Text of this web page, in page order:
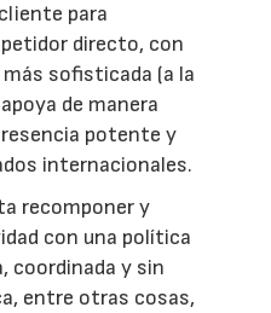
para
directo, con
sofisticada (a la
de manera
potente y
internacionales.
recomponer y
con una política
coordinada y sin
entre otras cosas,